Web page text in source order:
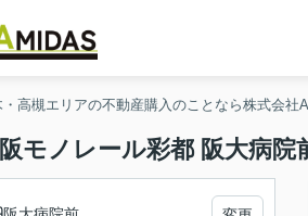
・高槻エリアの不動産購入のことなら株式会社
モノレール彩都 阪大病